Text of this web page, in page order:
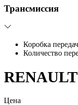
Трансмиссия
Коробка передач
Количество
Цена